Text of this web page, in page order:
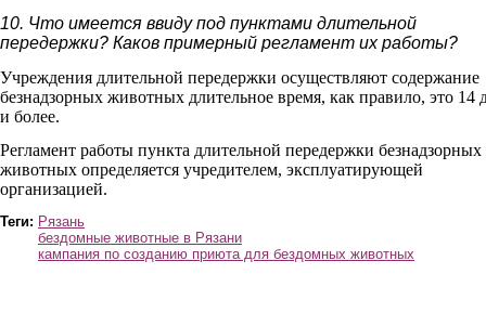
10. Что имеется ввиду под пунктами длительной
передержки? Каков примерный регламент их работы?
Учреждения длительной передержки осуществляют содержание
безнадзорных животных длительное время, как правило, это 14
и более.
Регламент работы пункта длительной передержки безнадзорных
животных определяется учредителем, эксплуатирующей
организацией.
Теги: Рязань
бездомные животные в Рязани
кампания по созданию приюта для бездомных животных